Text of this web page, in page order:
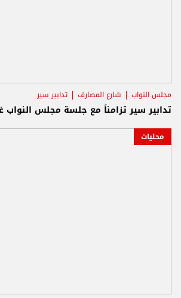
مجلس النواب شارع المصارف تدابير سير
تدابير سير تزامناً مع جلسة مجلس النواب
محليات